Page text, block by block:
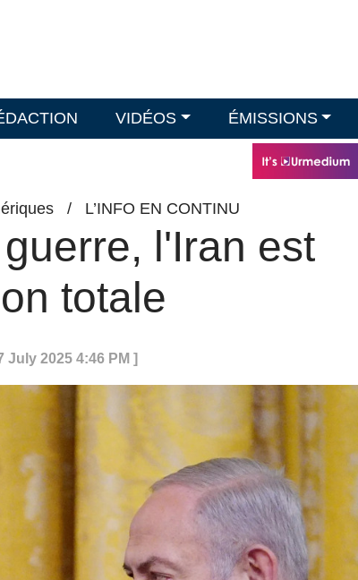
VIDÉOS ÉMISSIONS
/ L’INFO EN CONTINU
l'Iran est
totale
July 2025 4:46 PM ]